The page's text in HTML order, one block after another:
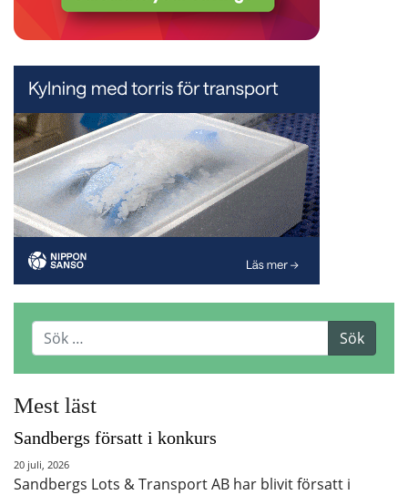
Mest läst
Sandbergs försatt i konkurs
20 juli, 2026
Sandbergs Lots & Transport AB har blivit försatt i